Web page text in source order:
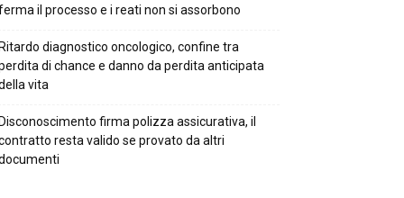
il processo e i reati non si assorbono
diagnostico oncologico, confine tra
di chance e danno da perdita anticipata
vita
firma polizza assicurativa, il
resta valido se provato da altri